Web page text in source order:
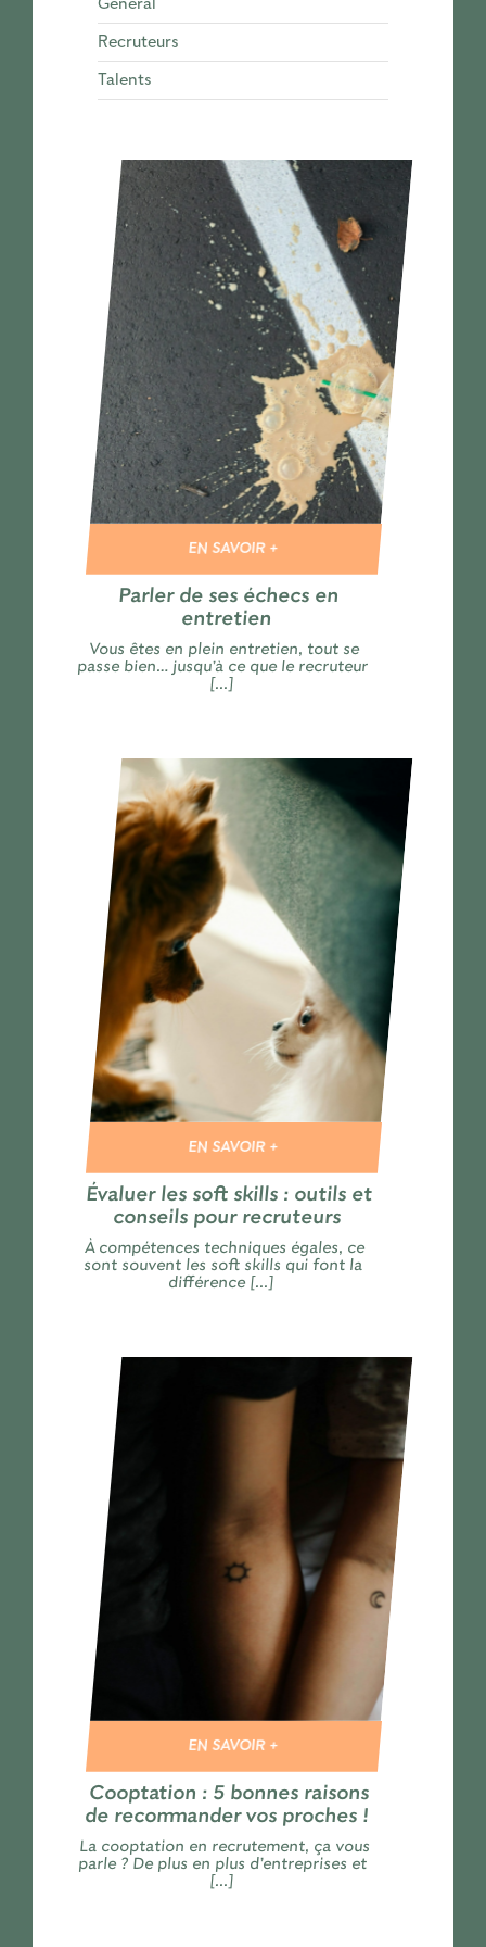
Cooptation
Général
Recruteurs
Talents
EN SAVOIR +
Parler de ses échecs en
entretien
Vous êtes en plein entretien, tout se
passe bien… jusqu’à ce que le recruteur
[...]
EN SAVOIR +
Évaluer les soft skills : outils et
conseils pour recruteurs
À compétences techniques égales, ce
sont souvent les soft skills qui font la
différence [...]
EN SAVOIR +
Cooptation : 5 bonnes raisons
de recommander vos proches !
La cooptation en recrutement, ça vous
parle ? De plus en plus d’entreprises et
[...]